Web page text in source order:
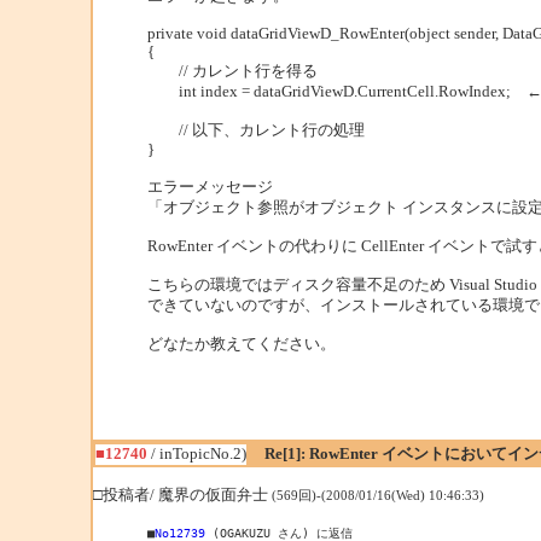
private void dataGridViewD_RowEnter(object sender,
{
// カレント行を得る
int index = dataGridViewD.CurrentCell.RowIndex;
// 以下、カレント行の処理
}
エラーメッセージ
「オブジェクト参照がオブジェクト インスタンスに設
RowEnter イベントの代わりに CellEnter イベントで試
こちらの環境ではディスク容量不足のため Visual
できていないのですが、インストールされている環境
どなたか教えてください。
■12740 / inTopicNo.2) Re[1]: RowEnter イベントにおいてイ
□投稿者/ 魔界の仮面弁士 (569回)-(2008/01/16(Wed) 10:46:33)
■No12739 (OGAKUZU さん) に返信